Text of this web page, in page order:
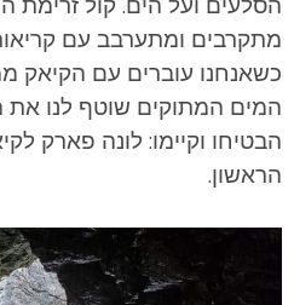
הסלעים ועל הים. קול
מתקרבים ומתערבב עם
כשאנחנו עוברים עם
המים המתוקים שוטף לנו את
הבטיחו וקיימו: לונה פארק
הראשון.